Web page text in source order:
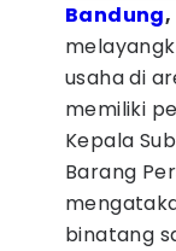
Bandung,
usaha di
memiliki
Kepala
Barang
binatang